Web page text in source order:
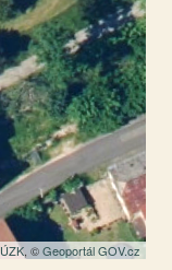
, ©Geoportál GOV.cz